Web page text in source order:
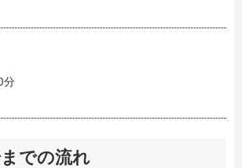
分
での流れ